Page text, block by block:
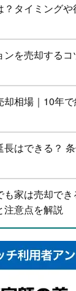
タイミングや
ンを売却する
相場｜10年
はできる？
家は売却で
注意点を解説